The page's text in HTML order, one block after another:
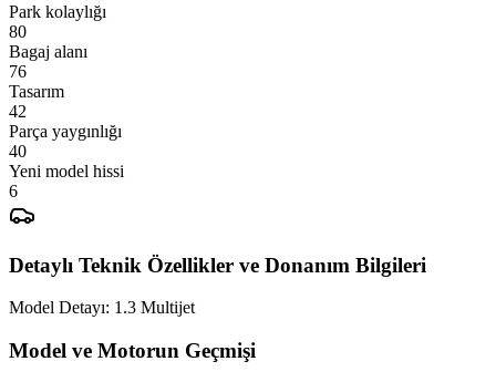
Park kolaylığı
Bagaj alanı
Tasarım
Parça yaygınlığı
Yeni model hissi
Detaylı Teknik Özellikler ve Donanım Bilgileri
Model Detayı: 1.3 Multijet
Model ve Motorun Geçmişi